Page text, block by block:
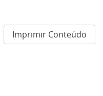
Imprimir Conteúdo